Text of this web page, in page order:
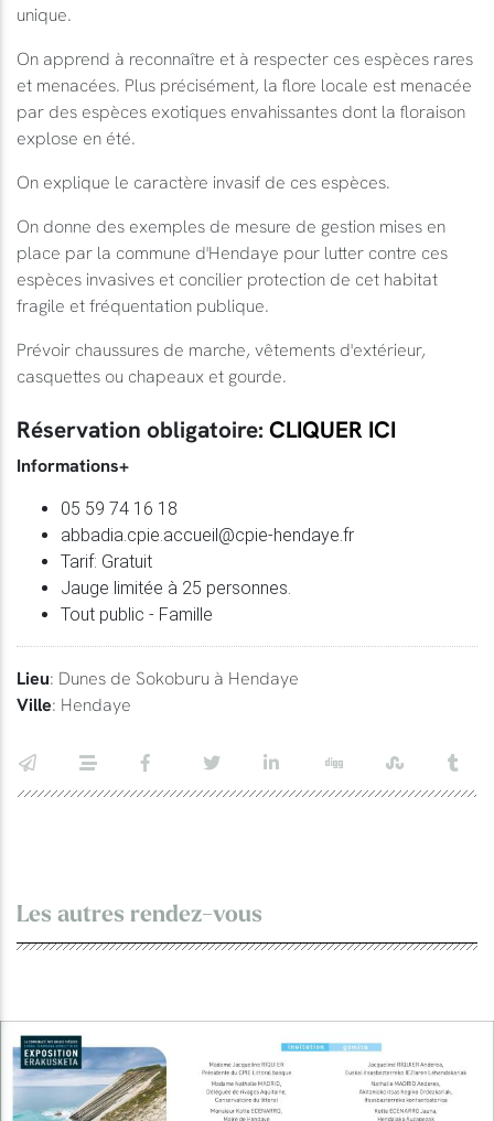
unique.
On apprend à reconnaître et à respecter ces espèces rares
et menacées. Plus précisément, la flore locale est menacée
par des espèces exotiques envahissantes dont la floraison
explose en été.
On explique le caractère invasif de ces espèces.
On donne des exemples de mesure de gestion mises en
place par la commune d'Hendaye pour lutter contre ces
espèces invasives et concilier protection de cet habitat
fragile et fréquentation publique.
Prévoir chaussures de marche, vêtements d'extérieur,
casquettes ou chapeaux et gourde.
Réservation obligatoire: CLIQUER ICI
Informations+
05 59 74 16 18
abbadia.cpie.accueil@cpie-hendaye.fr
Tarif: Gratuit
Jauge limitée à 25 personnes.
Tout public - Famille
Lieu: Dunes de Sokoburu à Hendaye
Ville: Hendaye
Les autres rendez-vous